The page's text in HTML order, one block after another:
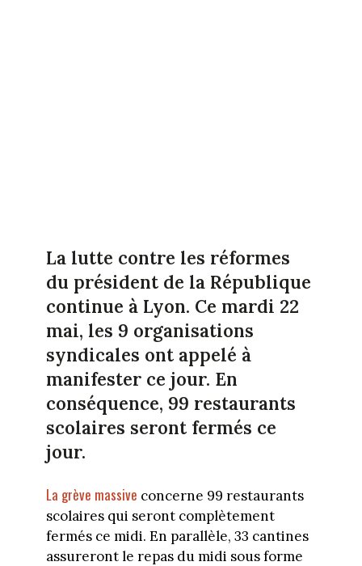
La lutte contre les réformes
du président de la République
continue à Lyon. Ce mardi 22
mai, les 9 organisations
syndicales ont appelé à
manifester ce jour. En
conséquence, 99 restaurants
scolaires seront fermés ce
jour.
La grève massive concerne 99 restaurants
scolaires qui seront complètement
fermés ce midi. En parallèle, 33 cantines
assureront le repas du midi sous forme